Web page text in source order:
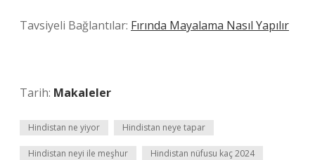
Tavsiyeli Bağlantılar: Fırında Mayalama Nasıl Yapılır
Tarih: Makaleler
Hindistan ne yiyor Hindistan neye tapar
Hindistan neyi ile meşhur Hindistan nüfusu kaç 2024